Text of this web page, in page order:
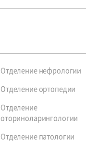
Отделение нефрологии
Отделение ортопедии
Отделение
оториноларингологии
Отделение патологии